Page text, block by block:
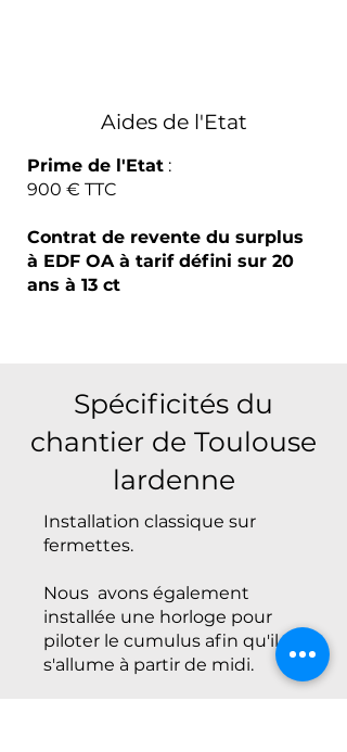
Aides de l'Etat
Prime de l'Etat :
900 € TTC
Contrat de revente du surplus
à EDF OA à tarif défini sur 20
ans à 13 ct
Spécificités du
chantier de Toulouse
lardenne
Installation classique sur
fermettes.
Nous avons également
installée une horloge pour
piloter le cumulus afin qu'il
s'allume à partir de midi.